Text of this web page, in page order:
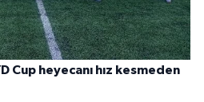
Cup heyecanı hız kesmeden